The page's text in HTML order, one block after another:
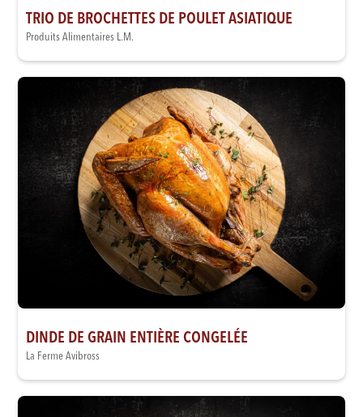
TRIO DE BROCHETTES DE POULET ASIATIQUE
Produits Alimentaires L.M.
DINDE DE GRAIN ENTIÈRE CONGELÉE
La Ferme Avibross